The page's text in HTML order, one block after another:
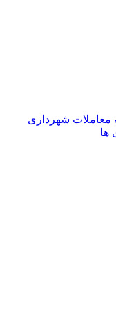
شهرداری